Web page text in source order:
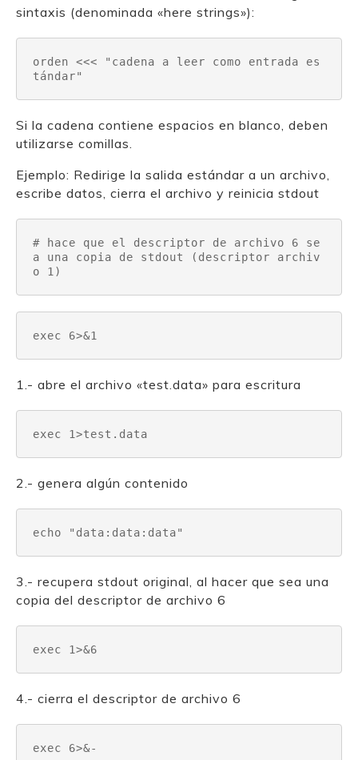
sintaxis (denominada «here strings»):
orden <<< "cadena a leer como entrada es
tándar"
Si la cadena contiene espacios en blanco, deben
utilizarse comillas.
Ejemplo: Redirige la salida estándar a un archivo,
escribe datos, cierra el archivo y reinicia stdout
# hace que el descriptor de archivo 6 se
a una copia de stdout (descriptor archiv
o 1)
exec 6>&1
1.- abre el archivo «test.data» para escritura
exec 1>test.data
2.- genera algún contenido
echo "data:data:data"
3.- recupera stdout original, al hacer que sea una
copia del descriptor de archivo 6
exec 1>&6
4.- cierra el descriptor de archivo 6
exec 6>&-